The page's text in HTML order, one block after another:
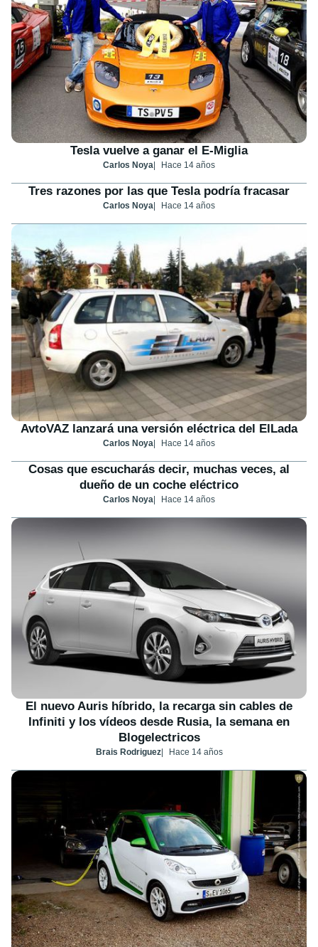
Tesla vuelve a ganar el E-Miglia
Carlos Noya Hace 14 años
Tres razones por las que Tesla podría fracasar
Carlos Noya Hace 14 años
AvtoVAZ lanzará una versión eléctrica del ElLada
Carlos Noya Hace 14 años
Cosas que escucharás decir, muchas veces, al
dueño de un coche eléctrico
Carlos Noya Hace 14 años
El nuevo Auris híbrido, la recarga sin cables de
Infiniti y los vídeos desde Rusia, la semana en
Blogelectricos
Brais Rodriguez Hace 14 años